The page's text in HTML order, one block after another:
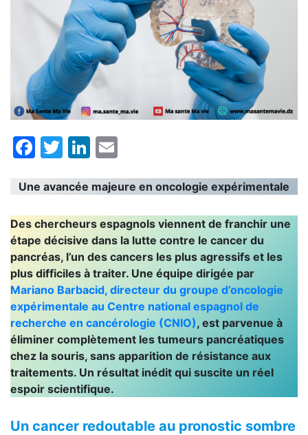
Facebook
TwitterLinkedIn
Une avancée majeure en oncologie expérimentale
Des chercheurs espagnols viennent de franchir une
étape décisive dans la lutte contre le cancer du
pancréas, l’un des cancers les plus agressifs et les
plus difficiles à traiter. Une équipe dirigée par
Mariano Barbacid, directeur du groupe d’oncologie
expérimentale au Centre national espagnol de
recherche en cancérologie (CNIO), est parvenue à
éliminer complètement les tumeurs pancréatiques
chez la souris, sans apparition de résistance aux
traitements. Un résultat inédit qui suscite un réel
espoir scientifique.
Un cancer redoutable au pronostic sombre